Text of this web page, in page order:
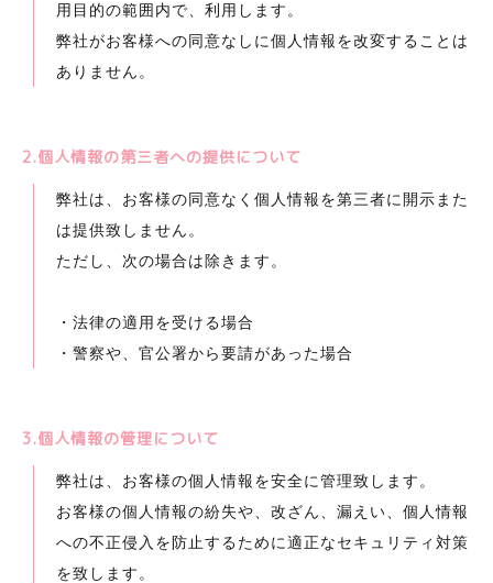
用目的の範囲内で、利用します。
弊社がお客様への同意なしに個人情報を改変することは
ありません。
2.個人情報の第三者への提供について
弊社は、お客様の同意なく個人情報を第三者に開示また
は提供致しません。
ただし、次の場合は除きます。
・法律の適用を受ける場合
・警察や、官公署から要請があった場合
3.個人情報の管理について
弊社は、お客様の個人情報を安全に管理致します。
お客様の個人情報の紛失や、改ざん、漏えい、個人情報
への不正侵入を防止するために適正なセキュリティ対策
を致します。